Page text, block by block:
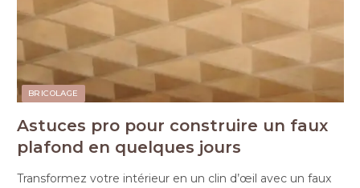
BRICOLAGE
Astuces pro pour construire un faux
plafond en quelques jours
Transformez votre intérieur en un clin d’œil avec un faux